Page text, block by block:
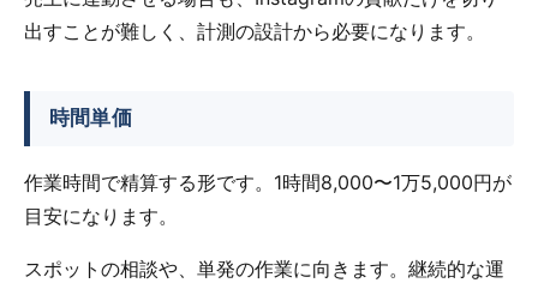
出すことが難しく、計測の設計から必要になります。
時間単価
作業時間で精算する形です。1時間8,000〜1万5,000円が
目安になります。
スポットの相談や、単発の作業に向きます。継続的な運